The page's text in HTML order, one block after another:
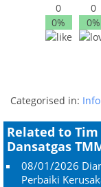
0
0%
0
0%
Categorised in:
Related to
Dansatgas
08/01/2026
Perbaiki